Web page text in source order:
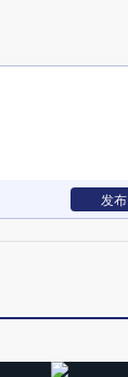
发布